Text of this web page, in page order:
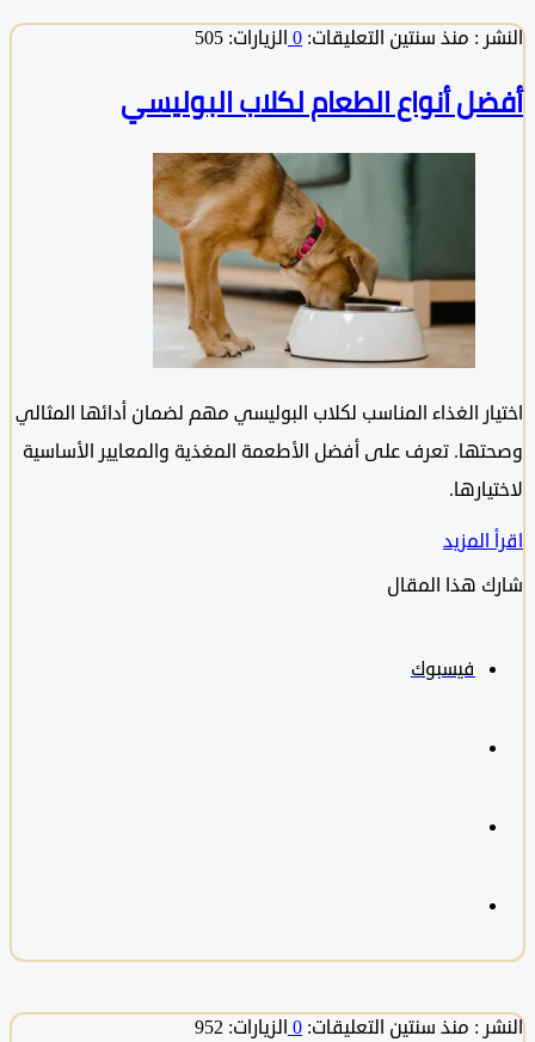
: منذ سنتينالتعليقات:0الزيارات: 505
أنواع الطعام لكلاب البوليسي
الغذاء المناسب لكلاب البوليسي مهم لضمان أدائها المثالي
تعرف على أفضل الأطعمة المغذية والمعايير الأساسية
هذا المقال
فيسبوك
: منذ سنتينالتعليقات:0الزيارات: 952